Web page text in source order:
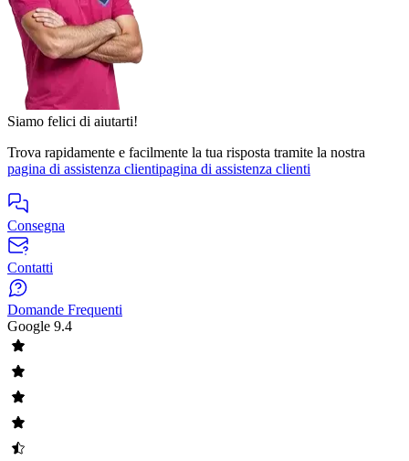
Siamo felici di aiutarti!
Trova rapidamente e facilmente la tua risposta tramite la nostra
pagina di assistenza clientipagina di assistenza clienti
Consegna
Contatti
Domande Frequenti
Google 9.4